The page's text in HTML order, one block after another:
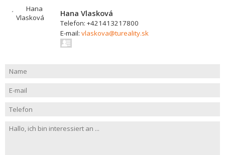
Hana Vlasková
Telefon: +421413217800
E-mail: vlaskova@tureality.sk